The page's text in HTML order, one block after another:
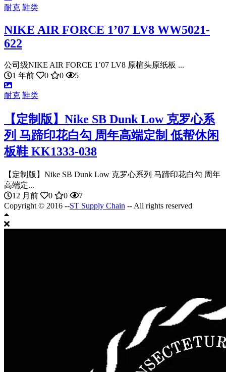
耐克 鞋类
NIKE AIR FORCE 1’07 LV8 WW5021-
622
公司级NIKE AIR FORCE 1’07 LV8 原楦头原纸板 ...
1 年前
0 0 5
耐克 鞋类
【定制版】Nike SB Dunk Low 克罗心系
列 马蹄印花白勾 周年高端定制 低帮休闲
板鞋 KK1333-038
【定制版】Nike SB Dunk Low 克罗心系列 马蹄印花白勾 周年
高端定...
12 月前
0 0
7
Copyright © 2016 --ST Supply Chain -- All rights reserved